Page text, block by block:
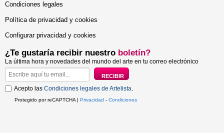
Condiciones legales
Política de privacidad y cookies
Configurar privacidad y cookies
¿Te gustaría recibir nuestro boletín?
La última hora y novedades del mundo del arte en tu correo electrónico
Acepto las Condiciones legales de Artelista.
Protegido por reCAPTCHA | Privacidad - Condiciones